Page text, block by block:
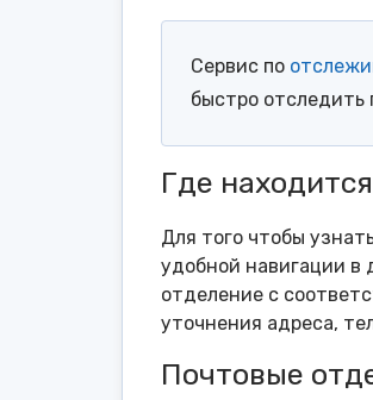
Сервис по
быстро отследить
Где
Для того чтобы
удобной навигации в
отделение с
уточнения адреса,
Почтовые